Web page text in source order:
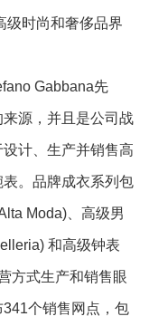
级时尚和奢侈品界
Gabbana先
源，并且是公司战
计、生产并销售高
。品牌成衣系列包
Moda)、高级男
和高级钟表
方式生产和销售眼
个销售网点，包